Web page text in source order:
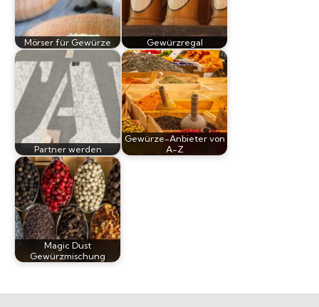
Mörser für Gewürze Gewürzregal
Partner werden
Gewürze-Anbieter von
A-Z
Magic Dust
Gewürzmischung